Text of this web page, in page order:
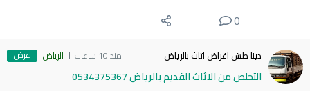
0
دينا طش اغراض اثاث بالرياض منذ 10 ساعات الرياض عرض
التخلص من الاثاث القديم بالرياض 0534375367